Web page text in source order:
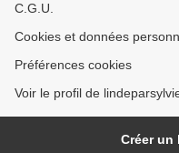
C.G.U.
Cookies et données
Préférences cookies
Voir le profil de
Créer un